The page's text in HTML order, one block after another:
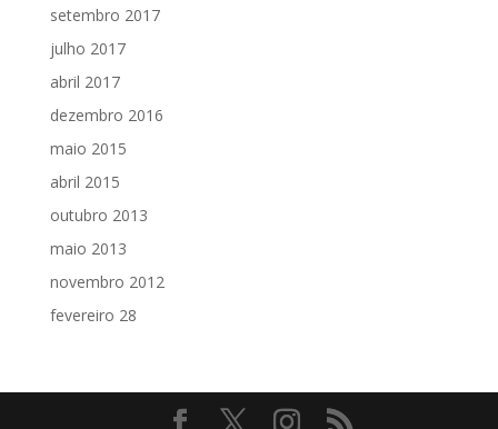
setembro 2017
julho 2017
abril 2017
dezembro 2016
maio 2015
abril 2015
outubro 2013
maio 2013
novembro 2012
fevereiro 28